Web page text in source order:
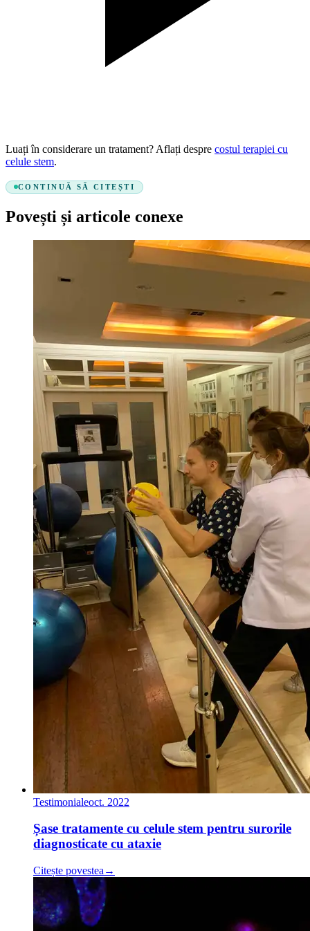
Luați în considerare un tratament? Aflați despre costul terapiei cu
celule stem.
CONTINUĂ SĂ CITEȘTI
Povești și articole conexe
Testimonialeoct. 2022
Șase tratamente cu celule stem pentru surorile
diagnosticate cu ataxie
Citește povestea →